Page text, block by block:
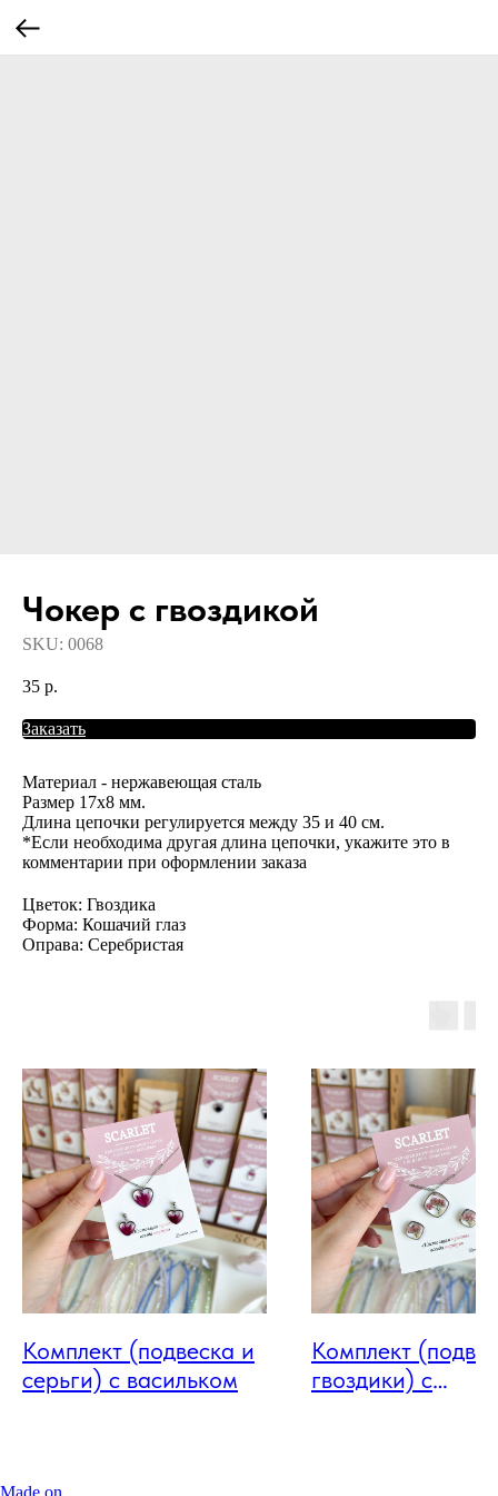
Чокер с гвоздикой
SKU: 0068
35 р.
Заказать
Материал - нержавеющая сталь
Размер 17х8 мм.
Длина цепочки регулируется между 35 и 40 см.
*Если необходима другая длина цепочки, укажите это в
комментарии при оформлении заказа
Цветок: Гвоздика
Форма: Кошачий глаз
Оправа: Серебристая
Комплект (подвеска и
серьги) с васильком
Комплект
гвоздики) с
Made on